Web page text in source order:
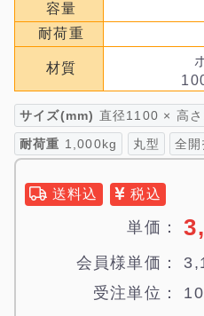
容量
耐荷重
材質
サイズ(mm) 直径1100 × 高
耐荷重 1,000kg 丸型 全開
送料込 税込
単価：
会員様単価：
受注単位：